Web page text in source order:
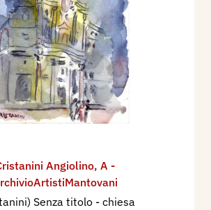
Angiolino, A -
Senza titolo - chiesa